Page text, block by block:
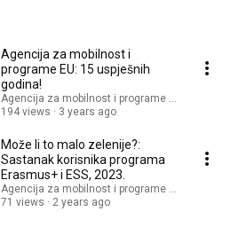
Agencija za mobilnost i
programe EU: 15 uspješnih
godina!
Agencija za mobilnost i programe Europske
194 views
3 years ago
Može li to malo zelenije?:
Sastanak korisnika programa
Erasmus+ i ESS, 2023.
Agencija za mobilnost i programe Europske
71 views
2 years ago